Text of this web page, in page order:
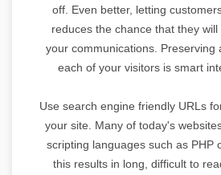
off. Even better, letting
reduces the chance that they
your communications. Preserving
each of your visitors is smart
Use search engine friendly URLs
your site. Many of today's
scripting languages such as PHP
this results in long, difficult to